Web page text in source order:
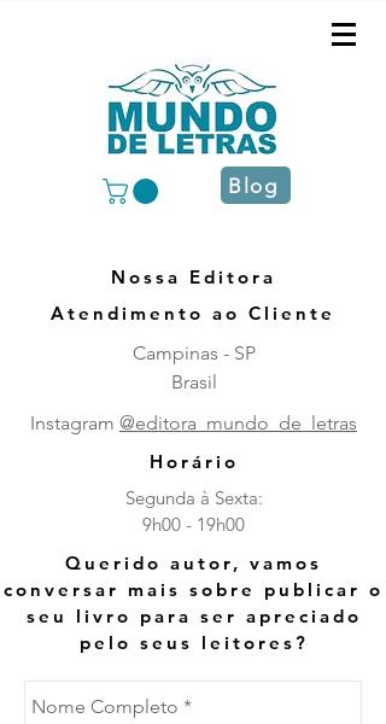
Blog
Nossa Editora
Atendimento ao Cliente
Campinas - SP
Brasil
Instagram @editora_mundo_de_letras
Horário
Segunda à Sexta:
9h00 - 19h00
Querido autor, vamos
conversar mais sobre publicar o
seu livro para ser apreciado
pelo seus leitores?